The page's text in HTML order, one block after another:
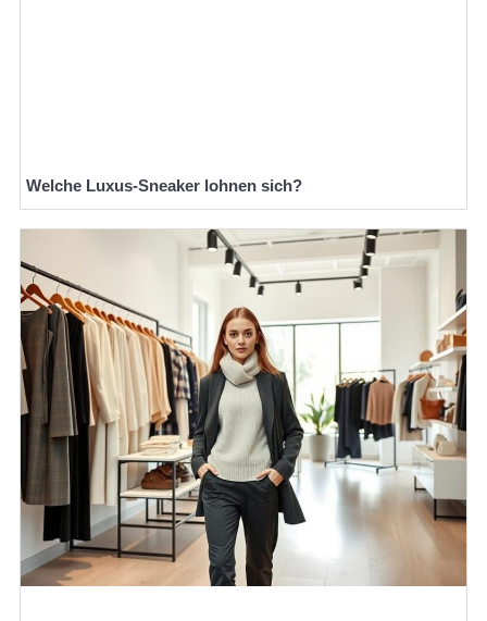
Welche Luxus-Sneaker lohnen sich?